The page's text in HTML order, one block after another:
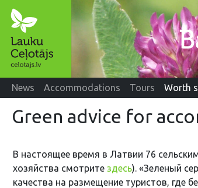
News Accommodations Tours Worth
Green advice for
В настоящее время в Латвии 76
хозяйства смотрите здесь). «Зеленый
качества на размещение туристов, где